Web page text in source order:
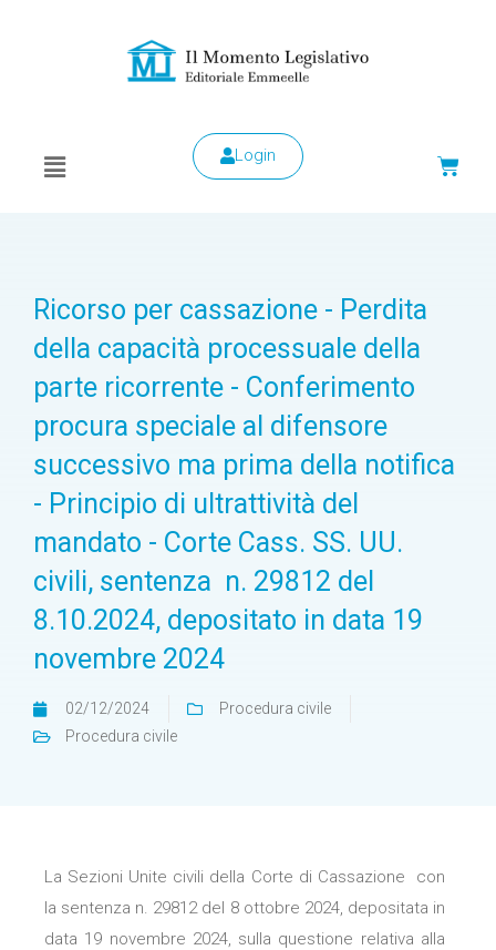
Login
Ricorso per cassazione - Perdita
della capacità processuale della
parte ricorrente - Conferimento
procura speciale al difensore
successivo ma prima della notifica
- Principio di ultrattività del
mandato - Corte Cass. SS. UU.
civili, sentenza n. 29812 del
8.10.2024, depositato in data 19
novembre 2024
02/12/2024
Procedura civile
Procedura civile
La Sezioni Unite civili della Corte di Cassazione con
la sentenza n. 29812 del 8 ottobre 2024, depositata in
data 19 novembre 2024, sulla questione relativa alla